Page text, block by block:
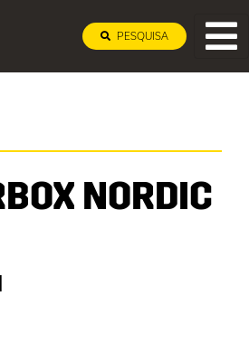
PESQUISA
NORDIC